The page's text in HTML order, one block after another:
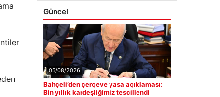
Güncel
05/08/2026
Bahçeli’den çerçeve yasa açıklaması:
Bin yıllık kardeşliğimiz tescillendi